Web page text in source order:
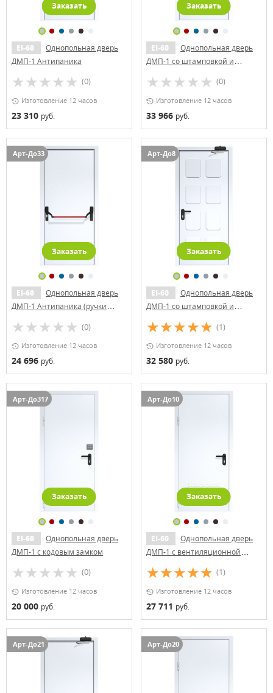
Заказать
EI-60
Однопольная дверь
ДМП-1 Антипаника
(0)
Изготовление 12 часов
23 310 руб.
Заказать
EI-60
Однопольная дверь
ДМП-1 со штамповкой и
(0)
Изготовление 12 часов
33 966 руб.
Арт-До33
Заказать
EI-60
Однопольная дверь
ДМП-1 Антипаника (ручки
(0)
Изготовление 12 часов
24 696 руб.
Арт-До8
Заказать
EI-60
Однопольная дверь
ДМП-1 со штамповкой и
доводчиком
(1)
Изготовление 12 часов
32 580 руб.
Арт-До317
Заказать
EI-60
Однопольная дверь
ДМП-1 с кодовым замком
(0)
Изготовление 12 часов
20 000 руб.
Арт-До10
Заказать
EI-60
Однопольная дверь
ДМП-1 с вентиляционной
решеткой
(1)
Изготовление 12 часов
27 711 руб.
Арт-До21 Арт-До20